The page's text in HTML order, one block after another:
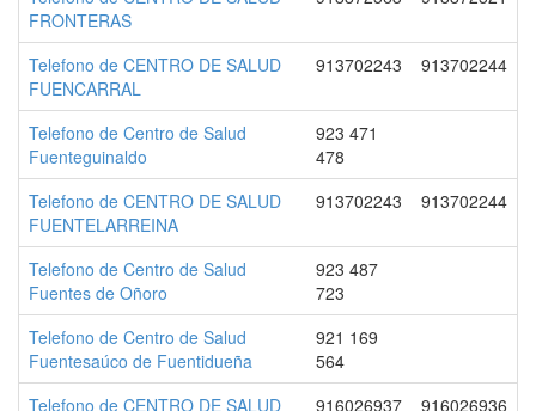
FRONTERAS
Telefono de CENTRO DE SALUD
FUENCARRAL
913702243 913702244
Telefono de Centro de Salud
Fuenteguinaldo
923 471
478
Telefono de CENTRO DE SALUD
FUENTELARREINA
913702243 913702244
Telefono de Centro de Salud
Fuentes de Oñoro
923 487
723
Telefono de Centro de Salud
Fuentesaúco de Fuentidueña
921 169
564
Telefono de CENTRO DE SALUD
916026937 916026936